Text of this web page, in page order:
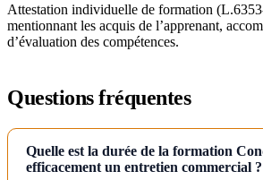
Attestation individuelle de formation
mentionnant les acquis de l’apprenant,
d’évaluation des compétences.
Questions fréquentes
Quelle est la durée de la formation
efficacement un entretien commercial ?